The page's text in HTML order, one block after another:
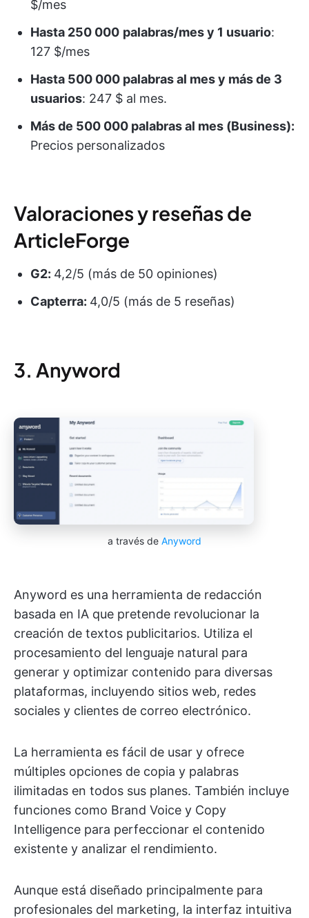
$/mes
Hasta 250 000 palabras/mes y 1 usuario:
127 $/mes
Hasta 500 000 palabras al mes y más de 3
usuarios: 247 $ al mes.
Más de 500 000 palabras al mes (Business):
Precios personalizados
Valoraciones y reseñas de
ArticleForge
G2: 4,2/5 (más de 50 opiniones)
Capterra: 4,0/5 (más de 5 reseñas)
3. Anyword
a través de Anyword
Anyword es una herramienta de redacción
basada en IA que pretende revolucionar la
creación de textos publicitarios. Utiliza el
procesamiento del lenguaje natural para
generar y optimizar contenido para diversas
plataformas, incluyendo sitios web, redes
sociales y clientes de correo electrónico.
La herramienta es fácil de usar y ofrece
múltiples opciones de copia y palabras
ilimitadas en todos sus planes. También incluye
funciones como Brand Voice y Copy
Intelligence para perfeccionar el contenido
existente y analizar el rendimiento.
Aunque está diseñado principalmente para
profesionales del marketing, la interfaz intuitiva